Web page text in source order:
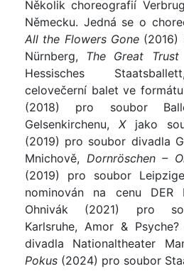
Několik choreografií
Německu. Jedná se o
All the Flowers Gone (2016)
Nürnberg, The Great Trust
Hessisches
celovečerní balet ve
(2018) pro soubor
Gelsenkirchenu, Xjako
(2019) pro soubor divadla
Mnichově, Dornröschen –
(2019) pro soubor
nominován na cenu DER
Ohnivák (2021) pro
Karlsruhe, Amor &
divadla Nationaltheater
Pokus (2024) pro soubor